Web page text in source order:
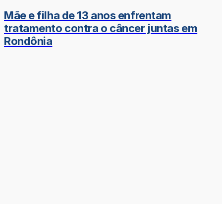
Mãe e filha de 13 anos enfrentam
tratamento contra o câncer juntas em
Rondônia